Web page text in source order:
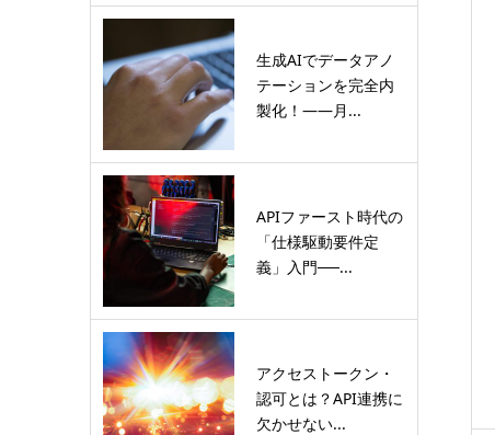
生成AIでデータアノ
テーションを完全内
製化！――月...
APIファースト時代の
「仕様駆動要件定
義」入門──...
アクセストークン・
認可とは？API連携に
欠かせない...